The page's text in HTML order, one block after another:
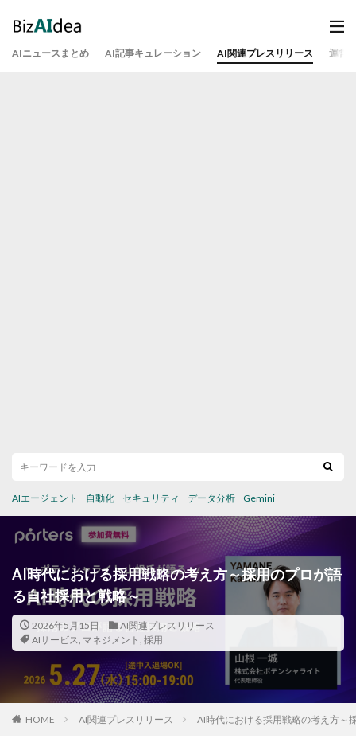
AIニュースまとめ AI記事キュレーション AI関連プレスリリース 運営
AIエージェント 自動化 セキュリティ データ分析 Gemini
AI時代における採用戦略の考え方～採用のプロが語
る自社採用と戦略～
2026年5月15日
AI関連プレスリリース
AIサービス, マネジメント , 採用
HOME AI関連プレスリリース AI時代における採用戦略の考え方～